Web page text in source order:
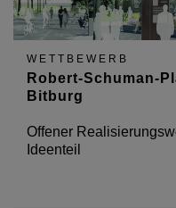
WETTBEWERB
Robert-Schuman-
Bitburg
Offener
Ideenteil